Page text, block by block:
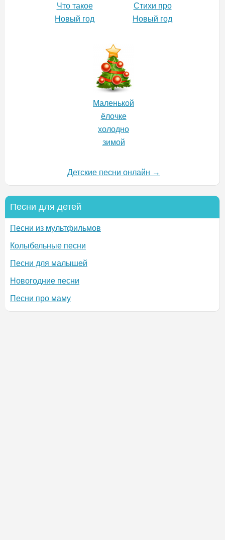
Что такое
Новый год
Стихи про
Новый год
Маленькой
ёлочке
холодно
зимой
Детские песни онлайн →
Песни для детей
Песни из мультфильмов
Колыбельные песни
Песни для малышей
Новогодние песни
Песни про маму